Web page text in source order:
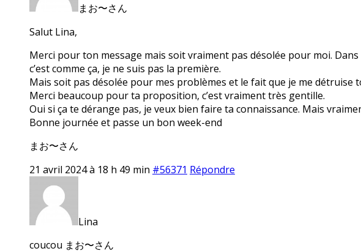
まお〜さん
Salut Lina,
Merci pour ton message mais soit vraiment pas désolée pour moi.
c’est comme ça, je ne suis pas la première.
Mais soit pas désolée pour mes problèmes et le fait que je me détruise
Merci beaucoup pour ta proposition, c’est vraiment très gentille.
Oui si ça te dérange pas, je veux bien faire ta connaissance. Mais
Bonne journée et passe un bon week-end
まお〜さん
21 avril 2024 à 18 h 49 min #56371 Répondre
Lina
coucou まお〜さん